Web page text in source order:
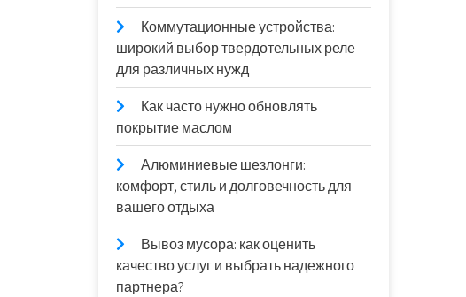
Коммутационные устройства:
широкий выбор твердотельных реле
для различных нужд
Как часто нужно обновлять
покрытие маслом
Алюминиевые шезлонги:
комфорт, стиль и долговечность для
вашего отдыха
Вывоз мусора: как оценить
качество услуг и выбрать надежного
партнера?